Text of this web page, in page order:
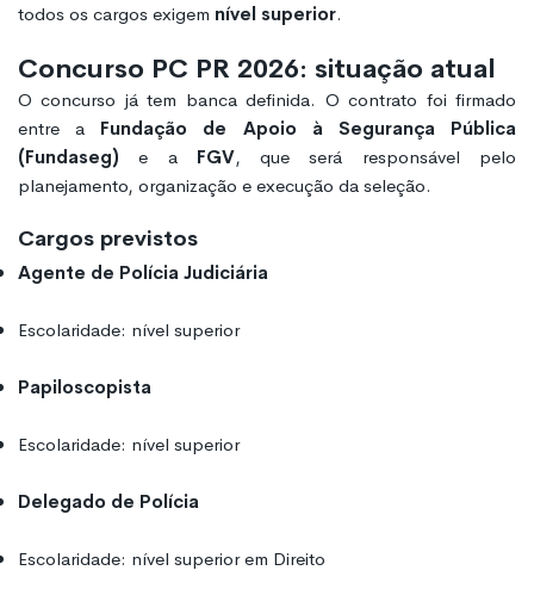
todos os cargos exigem nível superior.
Concurso PC PR 2026: situação atual
O concurso já tem banca definida. O contrato foi firmado
entre a Fundação de Apoio à Segurança Pública
(Fundaseg) e a FGV, que será responsável pelo
planejamento, organização e execução da seleção.
Cargos previstos
Agente de Polícia Judiciária
Escolaridade: nível superior
Papiloscopista
Escolaridade: nível superior
Delegado de Polícia
Escolaridade: nível superior em Direito